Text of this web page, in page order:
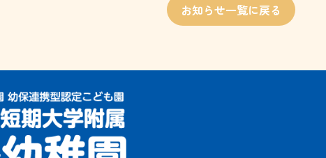
お知らせ一覧に戻る